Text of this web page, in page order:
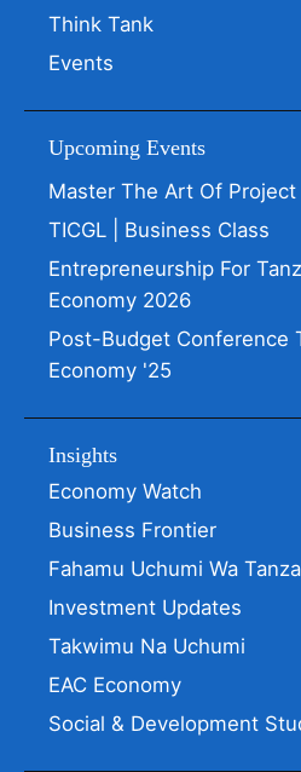
Think Tank
Events
Upcoming Events
Master The Art Of Project
TICGL | Business Class
Entrepreneurship For
Economy 2026
Post-Budget Conference
Economy '25
Insights
Economy Watch
Business Frontier
Fahamu Uchumi Wa
Investment Updates
Takwimu Na Uchumi
EAC Economy
Social & Development